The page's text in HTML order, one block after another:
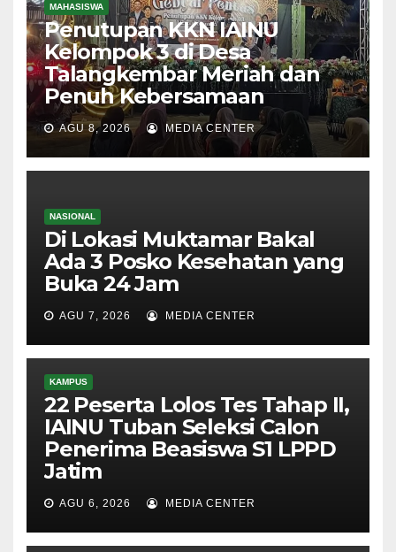
MAHASISWA
Penutupan KKN IAINU
Kelompok 3 di Desa
Talangkembar Meriah dan
Penuh Kebersamaan
AGU 8, 2026 MEDIA CENTER
NASIONAL
Di Lokasi Muktamar Bakal
Ada 3 Posko Kesehatan yang
Buka 24 Jam
AGU 7, 2026 MEDIA CENTER
KAMPUS
22 Peserta Lolos Tes Tahap II,
IAINU Tuban Seleksi Calon
Penerima Beasiswa S1 LPPD
Jatim
AGU 6, 2026 MEDIA CENTER